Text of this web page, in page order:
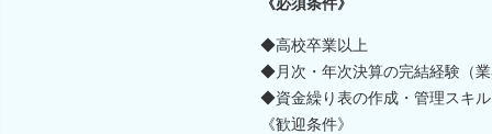
◆高校卒業以上
◆月次・年次決算の完結経験（
◆資金繰り表の作成・管理スキル
《歓迎条件》